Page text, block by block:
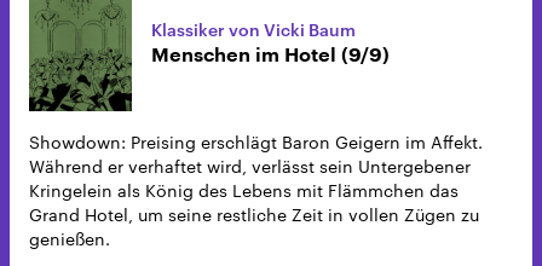
Klassiker von Vicki Baum
Menschen im Hotel (9/9)
Showdown: Preising erschlägt Baron Geigern im Affekt.
Während er verhaftet wird, verlässt sein Untergebener
Kringelein als König des Lebens mit Flämmchen das
Grand Hotel, um seine restliche Zeit in vollen Zügen zu
genießen.